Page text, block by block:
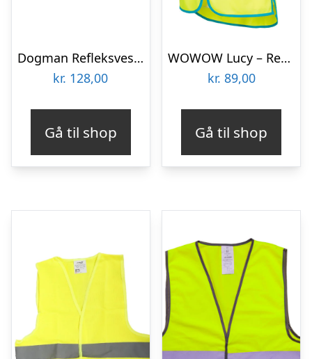
Dogman Refleksvest Rex rosa XL
kr. 128,00
Gå til shop
WOWOW Lucy – Refleksvest med lynlås – Neongul – Str. L
kr. 89,00
Gå til shop